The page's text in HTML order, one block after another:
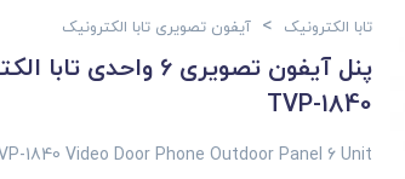
تابا الکترونیک > آیفون تصویری تابا الکترونیک
پنل آیفون تصویری 6
TVP-1840
1840 Video Door Phone Outdoor Panel 6 Unit